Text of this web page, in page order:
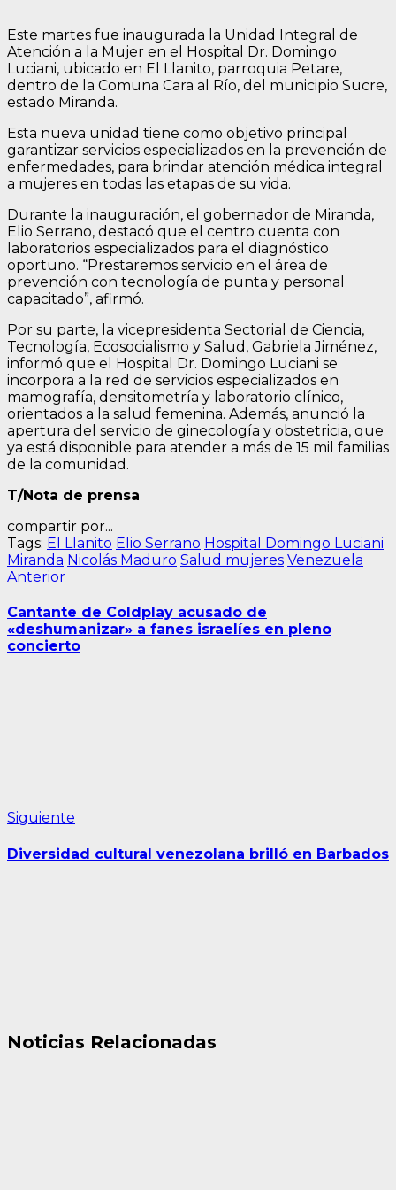
Este martes fue inaugurada la Unidad Integral de
Atención a la Mujer en el Hospital Dr. Domingo
Luciani, ubicado en El Llanito, parroquia Petare,
dentro de la Comuna Cara al Río, del municipio Sucre,
estado Miranda.
Esta nueva unidad tiene como objetivo principal
garantizar servicios especializados en la prevención de
enfermedades, para brindar atención médica integral
a mujeres en todas las etapas de su vida.
Durante la inauguración, el gobernador de Miranda,
Elio Serrano, destacó que el centro cuenta con
laboratorios especializados para el diagnóstico
oportuno. “Prestaremos servicio en el área de
prevención con tecnología de punta y personal
capacitado”, afirmó.
Por su parte, la vicepresidenta Sectorial de Ciencia,
Tecnología, Ecosocialismo y Salud, Gabriela Jiménez,
informó que el Hospital Dr. Domingo Luciani se
incorpora a la red de servicios especializados en
mamografía, densitometría y laboratorio clínico,
orientados a la salud femenina. Además, anunció la
apertura del servicio de ginecología y obstetricia, que
ya está disponible para atender a más de 15 mil familias
de la comunidad.
T/Nota de prensa
compartir por...
Tags: El Llanito Elio Serrano Hospital Domingo Luciani
Miranda Nicolás Maduro Salud mujeres Venezuela
Navegación
de
entradas
AnteriorEntrada
Cantante de Coldplay acusado de
«deshumanizar» a fanes israelíes en pleno
concierto
Siguiente
Diversidad cultural venezolana brilló en Barbados
Noticias Relacionadas